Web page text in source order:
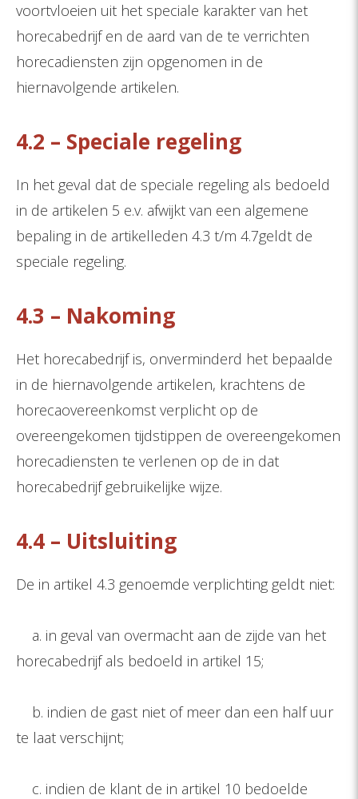
voortvloeien uit het speciale karakter van het
horecabedrijf en de aard van de te verrichten
horecadiensten zijn opgenomen in de
hiernavolgende artikelen.
4.2 – Speciale regeling
In het geval dat de speciale regeling als bedoeld
in de artikelen 5 e.v. afwijkt van een algemene
bepaling in de artikelleden 4.3 t/m 4.7geldt de
speciale regeling.
4.3 – Nakoming
Het horecabedrijf is, onverminderd het bepaalde
in de hiernavolgende artikelen, krachtens de
horecaovereenkomst verplicht op de
overeengekomen tijdstippen de overeengekomen
horecadiensten te verlenen op de in dat
horecabedrijf gebruikelijke wijze.
4.4 – Uitsluiting
De in artikel 4.3 genoemde verplichting geldt niet:
a. in geval van overmacht aan de zijde van het
horecabedrijf als bedoeld in artikel 15;
b. indien de gast niet of meer dan een half uur
te laat verschijnt;
c. indien de klant de in artikel 10 bedoelde